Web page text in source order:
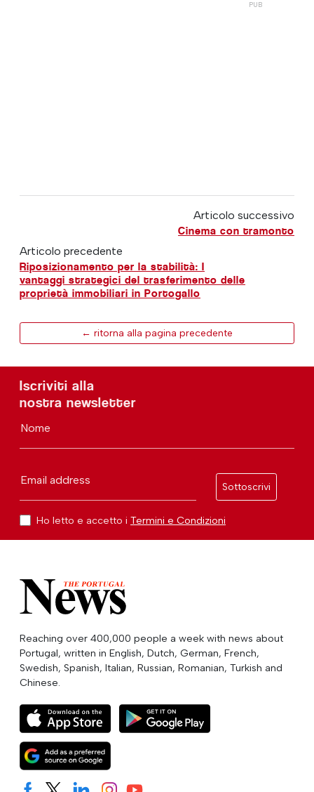
Articolo successivo
Cinema con tramonto
Articolo precedente
Riposizionamento per la stabilità: I
vantaggi strategici del trasferimento delle
proprietà immobiliari in Portogallo
← ritorna alla pagina precedente
Iscriviti alla
nostra newsletter
Nome
Email address
Sottoscrivi
Ho letto e accetto i Termini e Condizioni
Reaching over 400,000 people a week with news about
Portugal, written in English, Dutch, German, French,
Swedish, Spanish, Italian, Russian, Romanian, Turkish and
Chinese.